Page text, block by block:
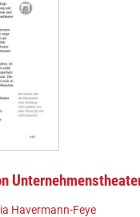
Havermann-Feye